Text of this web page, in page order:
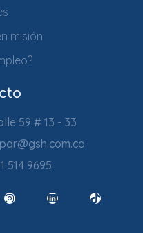
misión
59 # 13 - 33
pqr@gsh.com.co
514 9695
InstagramLinkedIn TikTok